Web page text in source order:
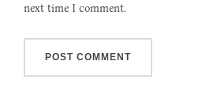
next time I comment.